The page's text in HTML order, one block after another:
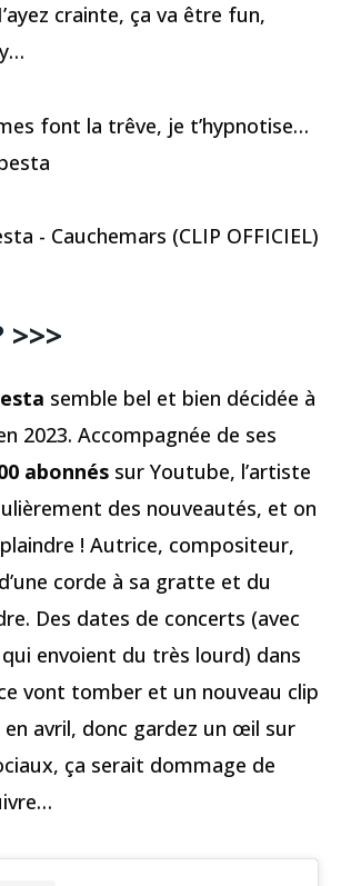
crainte, ça va être fun,
font la trêve, je t’hypnotise…
- Cauchemars (CLIP OFFICIEL)
>>>
semble bel et bien décidée à
2023. Accompagnée de ses
abonnés sur Youtube, l’artiste
des nouveautés, et on
plaindre ! Autrice, compositeur,
corde à sa gratte et du
Des dates de concerts (avec
envoient du très lourd) dans
vont tomber et un nouveau clip
avril, donc gardez un œil sur
ça serait dommage de